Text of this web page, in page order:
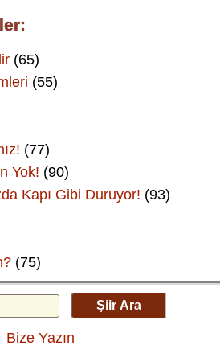
(65)
(55)
(77)
Yok! (90)
Kapı Gibi Duruyor! (93)
(75)
Şiir Ara
Bize Yazın